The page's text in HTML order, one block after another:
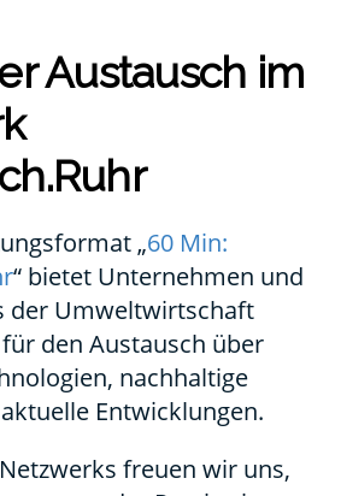
Aus­tausch im
„60 Min:
“ bie­tet Unter­neh­men und
der Umwelt­wirt­schaft
den Aus­tausch über
nach­hal­ti­ge
Ent­wick­lun­gen.
freu­en wir uns,